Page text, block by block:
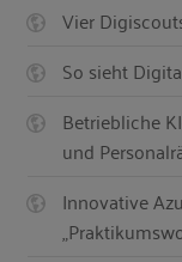
Vier
So sieht
Betriebliche
und
Innovative